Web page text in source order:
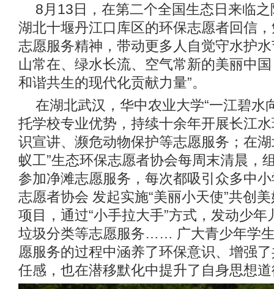
8月13日，在第二个全国生态日来临
湖北十堰丹江口库区的环保志愿者回信
志愿服务精神，带动更多人自觉守水护
山常在、绿水长流、空气常新的美丽中
和谐共生的现代化贡献力量”。
在湖北武汉，华中农业大学“一江碧水
托学校专业优势，持续十余年开展长江
识宣讲、濒危动物保护等志愿服务；在
蚁工”生态环保志愿者协会每周末清晨，
参加净滩志愿服务，每次都吸引众多中
志愿者协会 发起实施“美丽小天使”共创
项目，通过“小手拉大手”方式，发动少
垃圾分类等志愿服务…… 广大青少年学
愿服务的过程中涵养了环保意识、增强
任感，也在潜移默化中提升了自身思想